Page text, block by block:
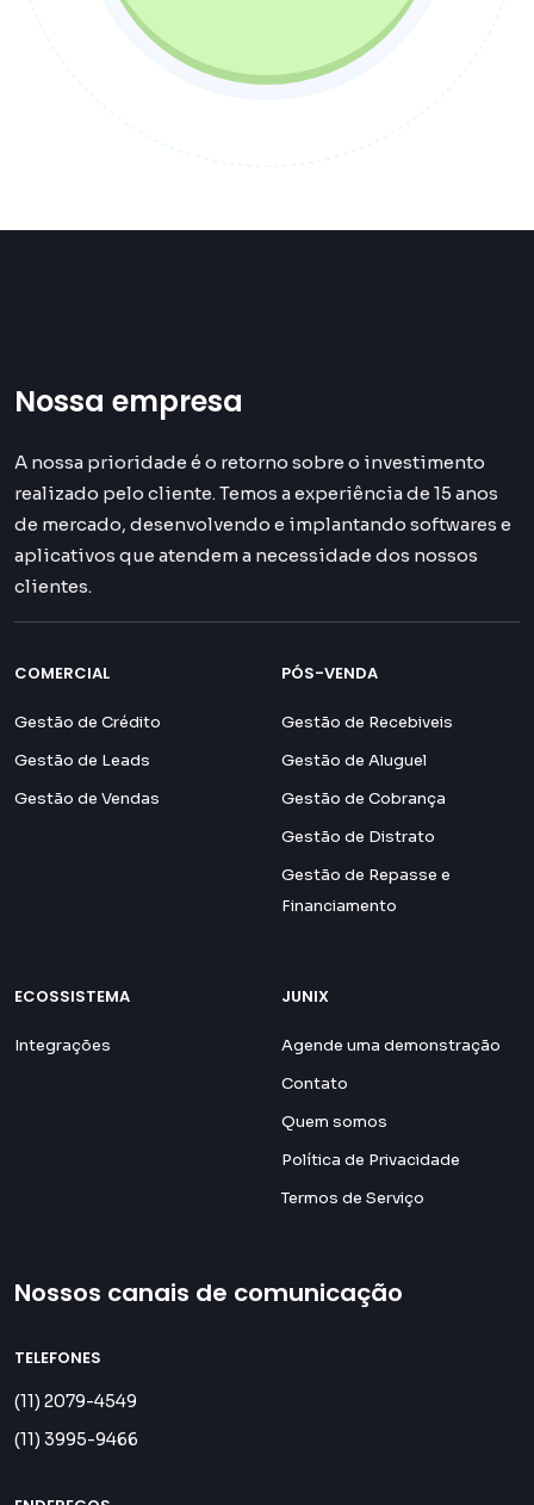
Nossa empresa
A nossa prioridade é o retorno sobre o investimento
realizado pelo cliente. Temos a experiência de 15 anos
de mercado, desenvolvendo e implantando softwares e
aplicativos que atendem a necessidade dos nossos
clientes.
COMERCIAL
Gestão de Crédito
Gestão de Leads
Gestão de Vendas
PÓS-VENDA
Gestão de Recebiveis
Gestão de Aluguel
Gestão de Cobrança
Gestão de Distrato
Gestão de Repasse e
Financiamento
ECOSSISTEMA
Integrações
JUNIX
Agende uma demonstração
Contato
Quem somos
Política de Privacidade
Termos de Serviço
Nossos canais de comunicação
TELEFONES
(11) 2079-4549
(11) 3995-9466